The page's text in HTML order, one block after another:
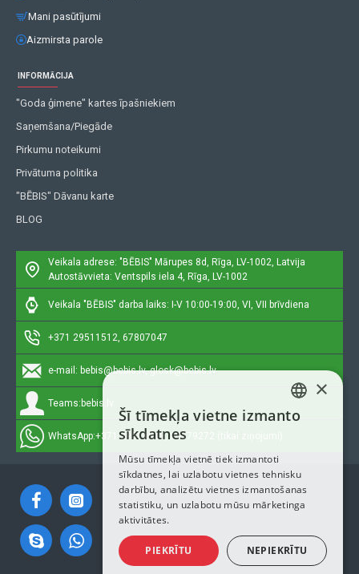
Mani pasūtījumi
Aizmirsta parole
INFORMĀCIJA
"Goda ģimene" kartes īpašniekiem
Saņemšana/Piegāde
Pirkumu noteikumi
Privātuma politika
"BĒBIS" Dāvanu karte
BLOG
Veikala adrese: "BĒBIS" Mārupes 8d, Rīga, LV-1002, Latvija
Autostāvvieta: Ventspils iela 4, Rīga, LV-1002
Veikala "BĒBIS" darba laiks: I-V 10:00-19:00, VI, VII brīvdiena
+371 29511512, 67807047
e-mail: bebis@bebis.lv, glosk@bebis.lv
Teams: bebis.lv
WhatsApp:+371 29511512, 20579272 (tikai ziņojumi)
LATVIAN
ENGLISH
×
Šī tīmekļa vietne izmanto
sīkdatnes
Mūsu tīmekļa vietnē tiek izmantoti
sīkdatnes, lai uzlabotu vietnes tehnisku
darbību, analizētu vietnes izmantošanas
statistiku, un uzlabotu mūsu mārketinga
aktivitātes.
PIEKRĪTU NEPIEKRĪTU